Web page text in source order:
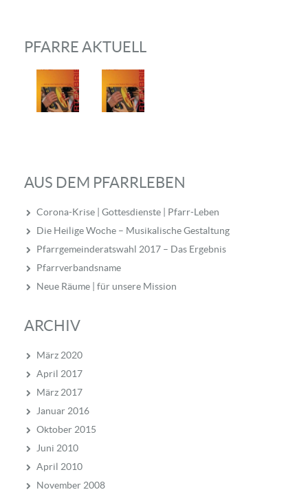
PFARRE AKTUELL
AUS DEM PFARRLEBEN
Corona-Krise | Gottesdienste | Pfarr-Leben
Die Heilige Woche – Musikalische Gestaltung
Pfarrgemeinderatswahl 2017 – Das Ergebnis
Pfarrverbandsname
Neue Räume | für unsere Mission
ARCHIV
März 2020
April 2017
März 2017
Januar 2016
Oktober 2015
Juni 2010
April 2010
November 2008